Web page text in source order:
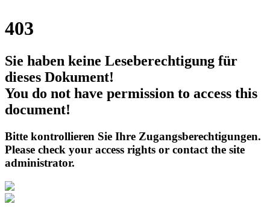
403
Sie haben keine Leseberechtigung für
dieses Dokument!
You do not have permission to access this
document!
Bitte kontrollieren Sie Ihre Zugangsberechtigungen.
Please check your access rights or contact the site
administrator.